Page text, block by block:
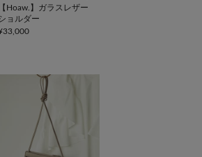
【Hoaw.】ガラスレザー
ョルダー